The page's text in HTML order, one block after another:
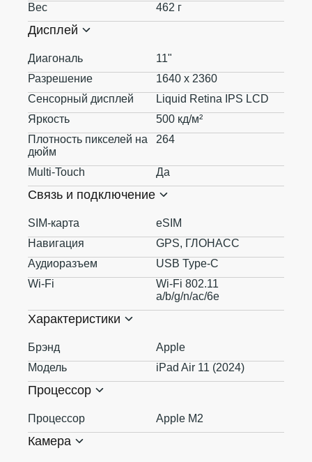
Вес
462 г
Дисплей
Диагональ
11"
Разрешение
1640 x 2360
Сенсорный дисплей
Liquid Retina IPS LCD
Яркость
500 кд/м²
Плотность пикселей на
дюйм
264
Multi-Touch Да
Связь и подключение
SIM-карта
eSIM
Навигация
GPS, ГЛОНАСС
Аудиоразъем
USB Type-C
Wi-Fi
Wi-Fi 802.11
a/b/g/n/ac/6e
Характеристики
Брэнд
Apple
Модель
iPad Air 11 (2024)
Процессор
Процессор Apple M2
Камера